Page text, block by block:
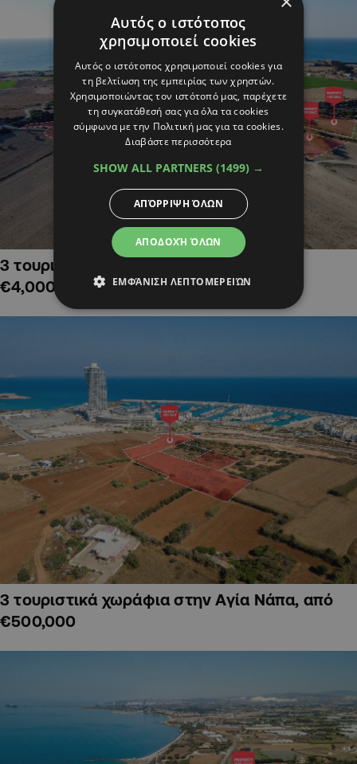
3 τουριστικά χωράφια στην Αλαμινό,
€4,000,000
3 τουριστικά χωράφια στην Αγία Νάπα, από
€500,000
Αυτός ο ιστότοπος
χρησιμοποιεί cookies
Αυτός ο ιστότοπος χρησιμοποιεί cookies για
τη βελτίωση της εμπειρίας των χρηστών.
Χρησιμοποιώντας τον ιστότοπό μας, παρέχετε
τη συγκατάθεσή σας για όλα τα cookies
σύμφωνα με την Πολιτική μας για τα cookies.
Διαβάστε περισσότερα
SHOW ALL PARTNERS (1499) →
ΑΠΟΔΟΧΉ ΌΛΩΝ
ΑΠΌΡΡΙΨΗ ΌΛΩΝ
ΕΜΦΆΝΙΣΗ ΛΕΠΤΟΜΕΡΕΙΏΝ